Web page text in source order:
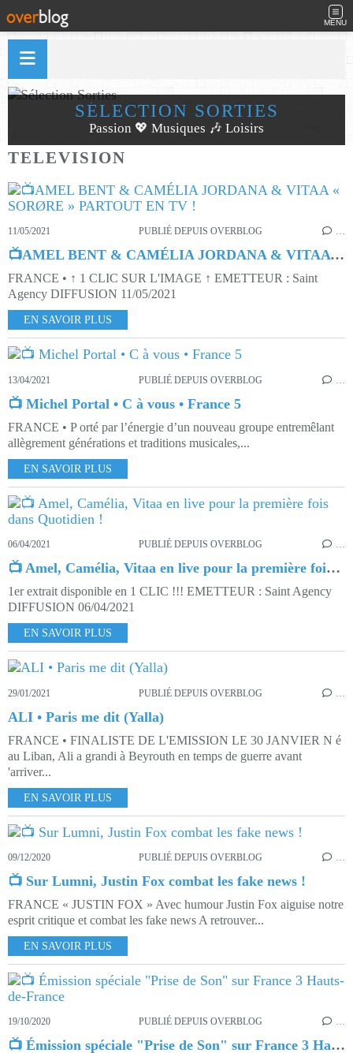
MENU
SÉLECTION SORTIES
Passion 💖 Musiques 🎶 Loisirs
TELEVISION
11/05/2021 PUBLIÉ DEPUIS OVERBLOG …
📺AMEL BENT & CAMÉLIA JORDANA & VITAA « SORØRE » PARTOUT EN TV !
FRANCE • ↑ 1 CLIC SUR L'IMAGE ↑ EMETTEUR : Saint
Agency DIFFUSION 11/05/2021
EN SAVOIR PLUS
13/04/2021 PUBLIÉ DEPUIS OVERBLOG
📺 Michel Portal • C à vous • France 5
FRANCE • P orté par l’énergie d’un nouveau groupe entremêlant
allègrement générations et traditions musicales,...
EN SAVOIR PLUS
06/04/2021 PUBLIÉ DEPUIS OVERBLOG …
📺 Amel, Camélia, Vitaa en live pour la première fois dans Quotidien !
1er extrait disponible en 1 CLIC !!! EMETTEUR : Saint Agency
DIFFUSION 06/04/2021
EN SAVOIR PLUS
29/01/2021 PUBLIÉ DEPUIS OVERBLOG
ALI • Paris me dit (Yalla)
FRANCE • FINALISTE DE L'EMISSION LE 30 JANVIER N é
au Liban, Ali a grandi à Beyrouth en temps de guerre avant
'arriver...
EN SAVOIR PLUS
09/12/2020 PUBLIÉ DEPUIS OVERBLOG …
📺 Sur Lumni, Justin Fox combat les fake news !
FRANCE « JUSTIN FOX » Avec humour Justin Fox aiguise notre
esprit critique et combat les fake news A retrouver...
EN SAVOIR PLUS
19/10/2020 PUBLIÉ DEPUIS OVERBLOG …
📺 Émission spéciale "Prise de Son" sur France 3 Hauts-de-France